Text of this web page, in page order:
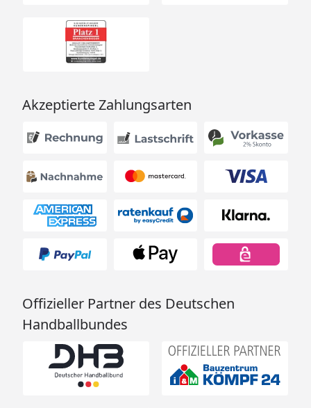
Farbbedarf bei
Eigenanstrich
günstigen
Sorglos-Paket mit
Montage und
besonderen
Leistungen zum
Informationen
Optionale Erweiterungen (siehe Reiter "Zubehör"):
Dachschindeln
Netzrampe
Akzeptierte Zahlungsarten
Offizieller Partner des Deutschen
Handballbundes